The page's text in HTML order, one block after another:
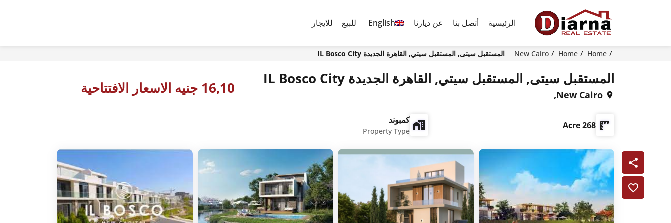
الرئيسية أتصل بنا عن ديارنا English للبيع للايجار
Home
Home
New Cairo المستقبل سيتى, المستقبل سيتي, القاهرة الجديدة IL Bosco City
المستقبل سيتى, المستقبل سيتي, القاهرة الجديدة IL Bosco City
New Cairo, 16,10 جنيه الاسعار الافتتاحية
268 Acre كمبوند
Property Type